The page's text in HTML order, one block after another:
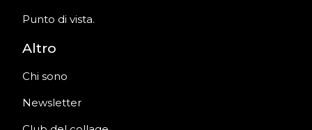
Punto di vista.
Altro
Chi sono
Newsletter